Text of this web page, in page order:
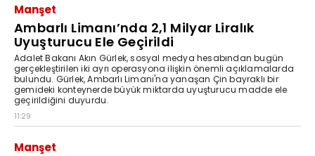
Manşet
Ambarlı Limanı’nda 2,1 Milyar Liralık
Uyuşturucu Ele Geçirildi
Adalet Bakanı Akın Gürlek, sosyal medya hesabından bugün
gerçekleştirilen iki ayrı operasyona ilişkin önemli açıklamalarda
bulundu. Gürlek, Ambarlı Limanı'na yanaşan Çin bayraklı bir
gemideki konteynerde büyük miktarda uyuşturucu madde ele
geçirildiğini duyurdu.
11:29
Manşet